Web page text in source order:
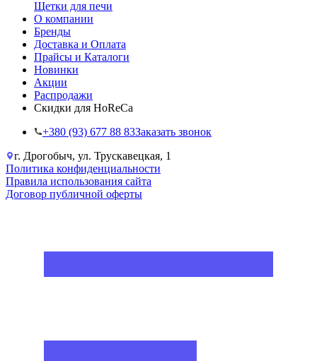
Щетки для печи
О компании
Бренды
Доставка и Оплата
Прайсы и Каталоги
Новинки
Акции
Распродажи
Скидки для HoReCa
+38‎0 (93) 677 88 83Заказать звонок
г. Дрогобыч, ул. Трускавецкая, 1
Политика конфиденциальности
Правила использования сайта
Договор публичной оферты